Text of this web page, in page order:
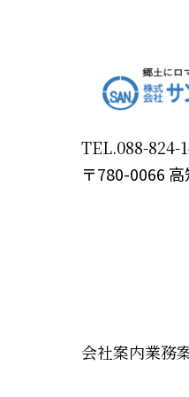
TEL.088-824-
〒780-0066
会社案内業務